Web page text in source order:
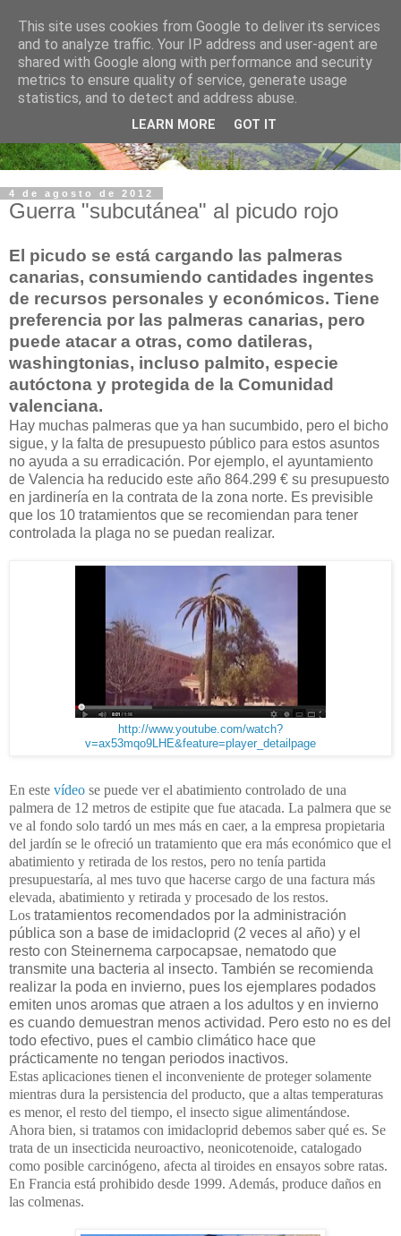
4 de agosto de 2012
Guerra "subcutánea" al picudo rojo
El picudo se está cargando las palmeras
canarias, consumiendo cantidades ingentes
de recursos personales y económicos. Tiene
preferencia por las palmeras canarias, pero
puede atacar a otras, como datileras,
washingtonias, incluso palmito, especie
autóctona y protegida de la Comunidad
valenciana.
Hay muchas palmeras que ya han sucumbido, pero el bicho
sigue, y la falta de presupuesto público para estos asuntos
no ayuda a su erradicación. Por ejemplo, el ayuntamiento
de Valencia ha reducido este año 864.299 € su presupuesto
en jardinería en la contrata de la zona norte. Es previsible
que los 10 tratamientos que se recomiendan para tener
controlada la plaga no se puedan realizar.
http://www.youtube.com/watch?
v=ax53mqo9LHE&feature=player_detailpage
En este vídeo se puede ver el abatimiento controlado de una
palmera de 12 metros de estipite que fue atacada. La palmera que se
ve al fondo solo tardó un mes más en caer, a la empresa propietaria
del jardín se le ofreció un tratamiento que era más económico que el
abatimiento y retirada de los restos, pero no tenía partida
presupuestaría, al mes tuvo que hacerse cargo de una factura más
elevada, abatimiento y retirada y procesado de los restos.
Los tratamientos recomendados por la administración
pública son a base de imidacloprid (2 veces al año) y el
resto con Steinernema carpocapsae, nematodo que
transmite una bacteria al insecto. También se recomienda
realizar la poda en invierno, pues los ejemplares podados
emiten unos aromas que atraen a los adultos y en invierno
es cuando demuestran menos actividad. Pero esto no es del
todo efectivo, pues el cambio climático hace que
prácticamente no tengan periodos inactivos.
Estas aplicaciones tienen el inconveniente de proteger solamente
mientras dura la persistencia del producto, que a altas temperaturas
es menor, el resto del tiempo, el insecto sigue alimentándose.
Ahora bien, si tratamos con imidacloprid debemos saber qué es. Se
trata de un insecticida neuroactivo, neonicotenoide, catalogado
como posible carcinógeno, afecta al tiroides en ensayos sobre ratas.
En Francia está prohibido desde 1999. Además, produce daños en
las colmenas.
This site uses cookies from Google to deliver its services
and to analyze traffic. Your IP address and user-agent are
shared with Google along with performance and security
metrics to ensure quality of service, generate usage
statistics, and to detect and address abuse.
LEARN MORE GOT IT